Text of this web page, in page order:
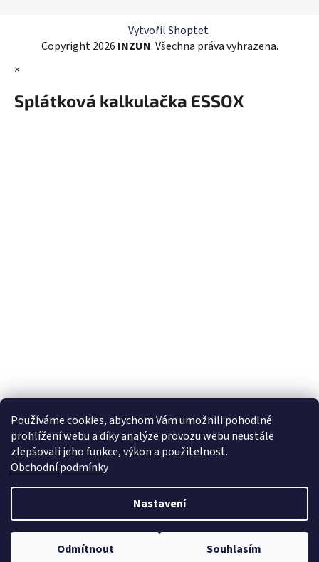
Používáme cookies, abychom Vám umožnili pohodlné
prohlížení webu a díky analýze provozu webu neustále
zlepšovali jeho funkce, výkon a použitelnost.
Obchodní podmínky
Nastavení
Odmítnout Souhlasím
r
v
v
ý
Vytvořil Shoptet
Copyright 2026 INZUN. Všechna práva vyhrazena.
×
Splátková kalkulačka ESSOX